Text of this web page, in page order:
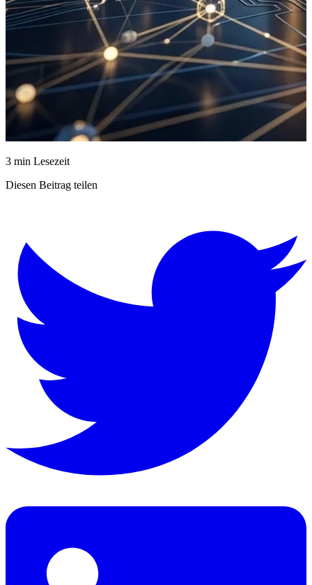
3 min Lesezeit
Diesen Beitrag teilen